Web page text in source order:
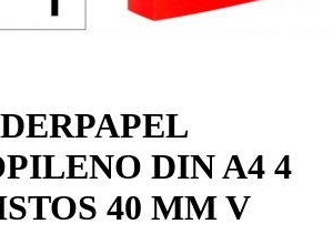
DIN A4 4
40 MM V